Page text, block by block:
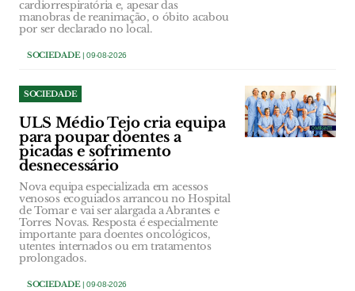
cardiorrespiratória e, apesar das
manobras de reanimação, o óbito acabou
por ser declarado no local.
SOCIEDADE| 09-08-2026
SOCIEDADE
ULS Médio Tejo cria equipa
para poupar doentes a
picadas e sofrimento
desnecessário
Nova equipa especializada em acessos
venosos ecoguiados arrancou no Hospital
de Tomar e vai ser alargada a Abrantes e
Torres Novas. Resposta é especialmente
importante para doentes oncológicos,
utentes internados ou em tratamentos
prolongados.
SOCIEDADE| 09-08-2026